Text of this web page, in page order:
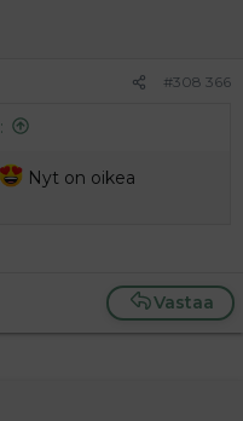
#308 366
:
Nyt on oikea
Vastaa